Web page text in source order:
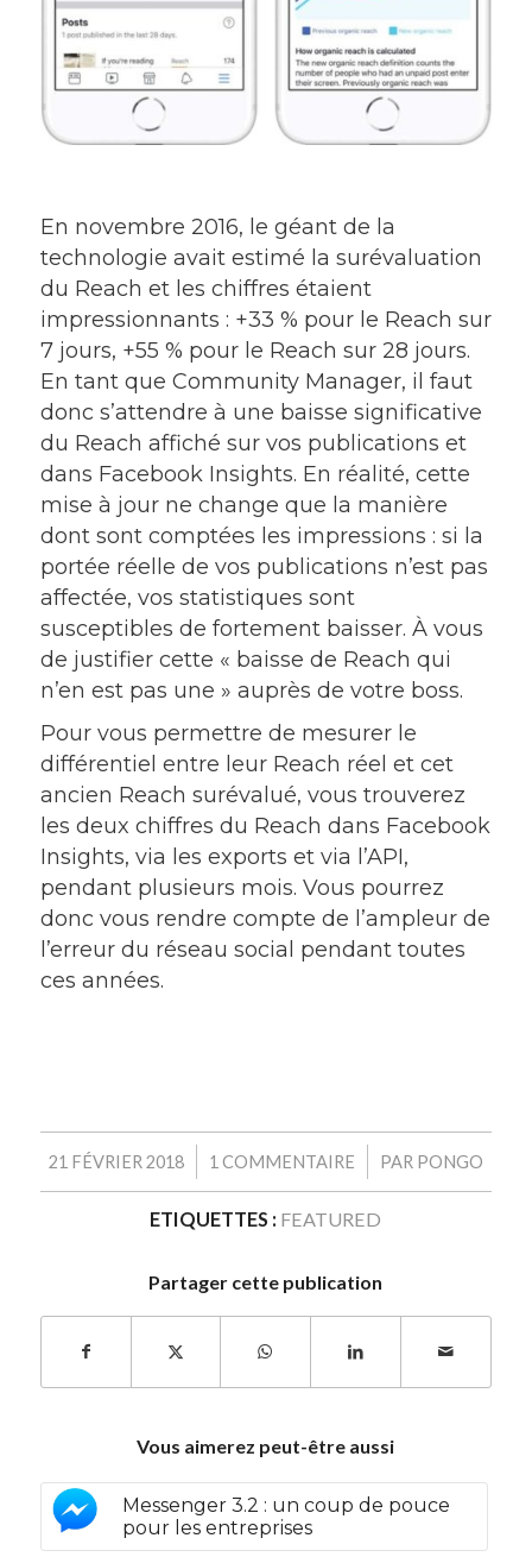
En novembre 2016, le géant de la
technologie avait estimé la surévaluation
du Reach et les chiffres étaient
impressionnants : +33 % pour le Reach sur
7 jours, +55 % pour le Reach sur 28 jours.
En tant que Community Manager, il faut
donc s’attendre à une baisse significative
du Reach affiché sur vos publications et
dans Facebook Insights. En réalité, cette
mise à jour ne change que la manière
dont sont comptées les impressions : si la
portée réelle de vos publications n’est pas
affectée, vos statistiques sont
susceptibles de fortement baisser. À vous
de justifier cette « baisse de Reach qui
n’en est pas une » auprès de votre boss.
Pour vous permettre de mesurer le
différentiel entre leur Reach réel et cet
ancien Reach surévalué, vous trouverez
les deux chiffres du Reach dans Facebook
Insights, via les exports et via l’API,
pendant plusieurs mois. Vous pourrez
donc vous rendre compte de l’ampleur de
l’erreur du réseau social pendant toutes
ces années.
21 FÉVRIER 2018
/ 1 COMMENTAIRE
/ PAR PONGO
ETIQUETTES : FEATURED
Partager cette publication
Vous aimerez peut-être aussi
Messenger 3.2 : un coup de pouce
pour les entreprises